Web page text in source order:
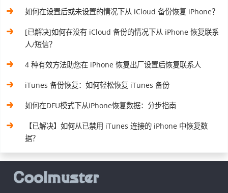
如何在设置后或未设置的情况下从 iCloud 备份恢复 iPhone？
[已解决]如何在没有 iCloud 备份的情况下从 iPhone 恢复联系
人/短信？
4 种有效方法助您在 iPhone 恢复出厂设置后恢复联系人
iTunes 备份恢复：如何轻松恢复 iTunes 备份
如何在DFU模式下从iPhone恢复数据：分步指南
【已解决】如何从已禁用 iTunes 连接的 iPhone 中恢复数
据？